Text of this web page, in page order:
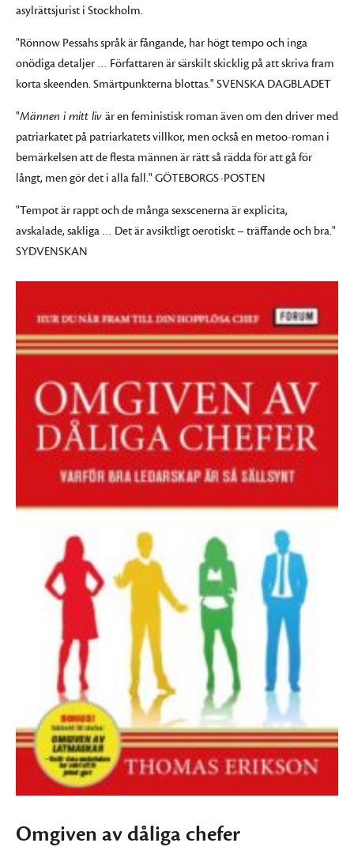
asylrättsjurist i Stockholm.
"Rönnow Pessahs språk är fångande, har högt tempo och inga
onödiga detaljer … Författaren är särskilt skicklig på att skriva fram
korta skeenden. Smärtpunkterna blottas." SVENSKA DAGBLADET
"Männen i mitt liv är en feministisk roman även om den driver med
patriarkatet på patriarkatets villkor, men också en metoo-roman i
bemärkelsen att de flesta männen är rätt så rädda för att gå för
långt, men gör det i alla fall." GÖTEBORGS-POSTEN
"Tempot är rappt och de många sexscenerna är explicita,
avskalade, sakliga … Det är avsiktligt oerotiskt – träffande och bra."
SYDVENSKAN
Omgiven av dåliga chefer